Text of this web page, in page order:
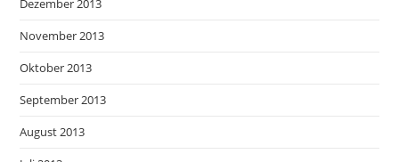
Dezember 2013
November 2013
Oktober 2013
September 2013
August 2013